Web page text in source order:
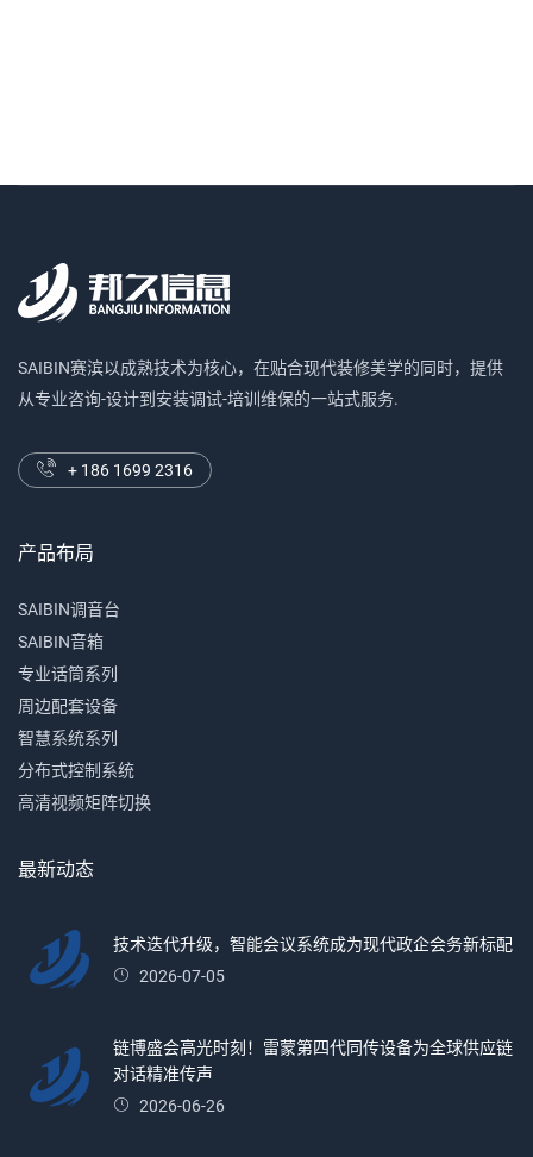
SAIBIN赛滨以成熟技术为核心，在贴合现代装修美学的同时，提供
从专业咨询-设计到安装调试-培训维保的一站式服务.
+ 186 1699 2316
产品布局
SAIBIN调音台
SAIBIN音箱
专业话筒系列
周边配套设备
智慧系统系列
分布式控制系统
高清视频矩阵切换
最新动态
技术迭代升级，智能会议系统成为现代政企会务新标配
2026-07-05
链博盛会高光时刻！雷蒙第四代同传设备为全球供应链
对话精准传声
2026-06-26